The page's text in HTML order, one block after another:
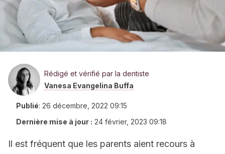
Rédigé et vérifié par la dentiste
Vanesa Evangelina Buffa
Publié: 26 décembre, 2022 09:15
Dernière mise à jour : 24 février, 2023 09:18
Il est fréquent que les parents aient recours à